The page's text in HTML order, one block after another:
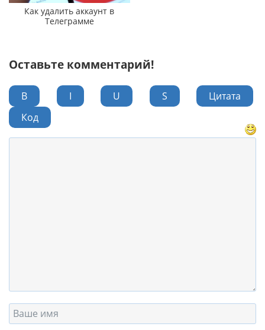
Как удалить аккаунт в
Телеграмме
Оставьте комментарий!
B I U S
Цитата
Код